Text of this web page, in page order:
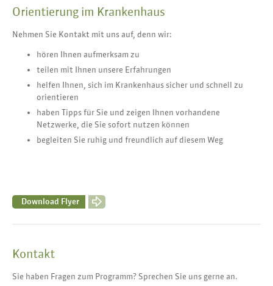
Orientierung im Krankenhaus
Nehmen Sie Kontakt mit uns auf, denn wir:
hören Ihnen aufmerksam zu
teilen mit Ihnen unsere Erfahrungen
helfen Ihnen, sich im Krankenhaus sicher und schnell zu
orientieren
haben Tipps für Sie und zeigen Ihnen vorhandene
Netzwerke, die Sie sofort nutzen können
begleiten Sie ruhig und freundlich auf diesem Weg
Download Flyer
Kontakt
Sie haben Fragen zum Programm? Sprechen Sie uns gerne an.